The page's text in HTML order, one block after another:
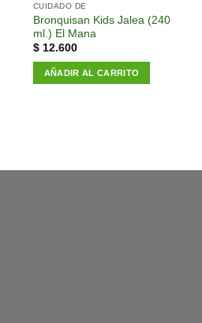
lista de
deseos
CUIDADO DE
Bronquisan Kids Jalea (240
ml.) El Mana
$12.600
AÑADIR AL CARRITO